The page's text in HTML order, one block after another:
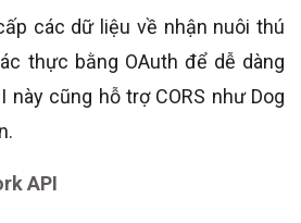
các dữ liệu về nhận nuôi thú
thực bằng OAuth để dễ dàng
này cũng hỗ trợ CORS như Dog
API